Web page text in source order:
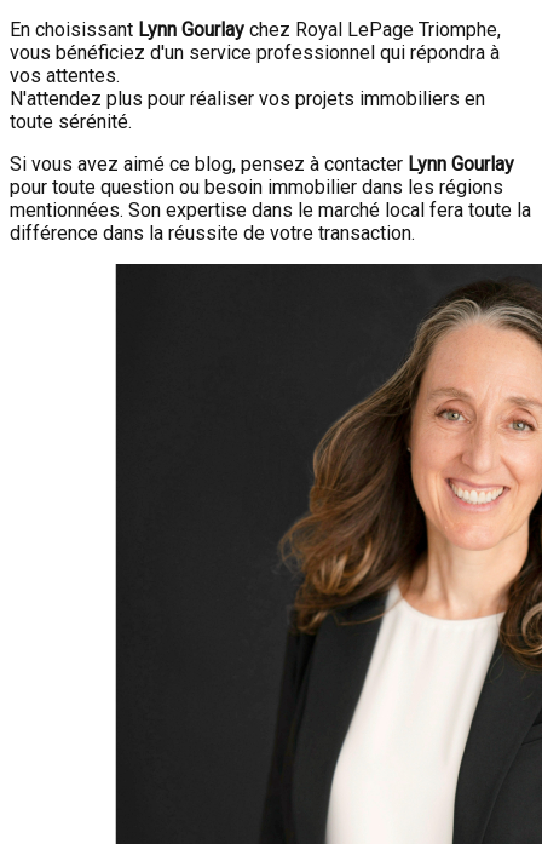
En choisissant Lynn Gourlay chez Royal LePage Triomphe,
vous bénéficiez d'un service professionnel qui répondra à
vos attentes.
N'attendez plus pour réaliser vos projets immobiliers en
toute sérénité.
Si vous avez aimé ce blog, pensez à contacter Lynn Gourlay
pour toute question ou besoin immobilier dans les régions
mentionnées. Son expertise dans le marché local fera toute la
différence dans la réussite de votre transaction.